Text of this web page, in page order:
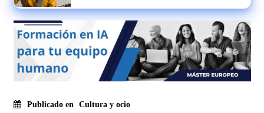
Publicado en Cultura y ocio